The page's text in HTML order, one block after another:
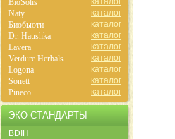
BioSolis
Naty
каталог
Биобьюти
каталог
Dr. Haushka
каталог
Lavera
каталог
Verdure Herbals
каталог
Logona
каталог
Sonett
каталог
Pineco
каталог
ЭКО-СТАНДАРТЫ
BDIH